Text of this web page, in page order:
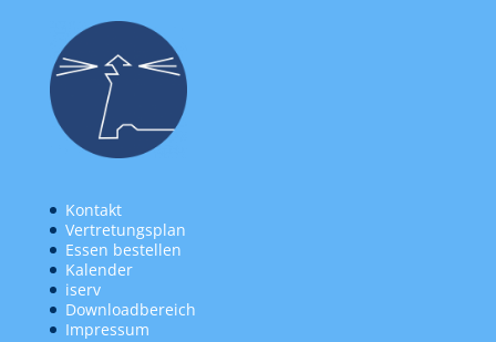
Kontakt
Vertretungsplan
Essen bestellen
Kalender
iserv
Downloadbereich
Impressum